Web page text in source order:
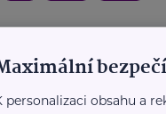
personalizaci obsahu a